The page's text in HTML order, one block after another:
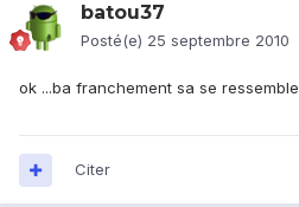
batou37
Posté(e) 25 septembre 2010
ok ...ba franchement sa se ressemble
Citer